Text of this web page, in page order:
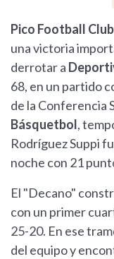
Pico Football Club
una victoria
derrotar a
68, en un partido
de la Conferencia
Básquetbol,
Rodríguez Suppi
noche con 21
El "Decano"
con un primer
25-20. En ese
del equipo y